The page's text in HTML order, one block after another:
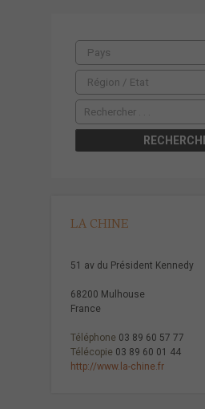
CONTACT
LA CHINE
51 av du Président Kennedy
68200 Mulhouse
France
Téléphone 03 89 60 57 77
Télécopie 03 89 60 01 44
http://www.la-chine.fr